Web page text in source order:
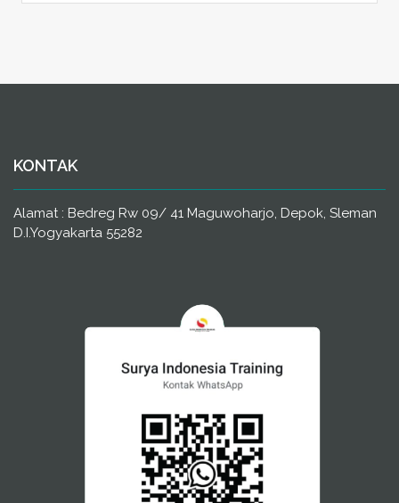
KONTAK
Alamat : Bedreg Rw 09/ 41 Maguwoharjo, Depok, Sleman
D.I.Yogyakarta 55282